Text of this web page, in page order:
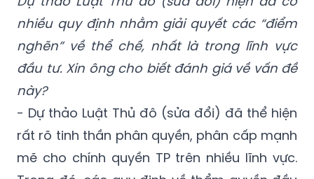
nghẽn” về thể chế, nhất là trong lĩnh vực
đầu tư. Xin ông cho biết đánh giá về vấn đề
này?
- Dự thảo Luật Thủ đô (sửa đổi) đã thể hiện
rất rõ tinh thần phân quyền, phân cấp mạnh
mẽ cho chính quyền TP trên nhiều lĩnh vực.
Trong đó, các quy định về thẩm quyền đầu
tư đã được phân quyền một cách mạnh mẽ